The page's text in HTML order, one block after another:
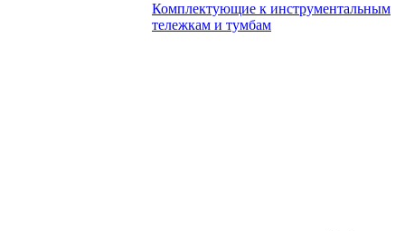
Комплектующие к инструментальным
тележкам и тумбам